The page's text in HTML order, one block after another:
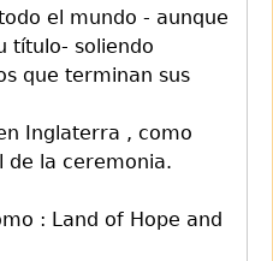
el mundo - aunque
título- soliendo
que terminan sus
Inglaterra , como
de la ceremonia.
: Land of Hope and